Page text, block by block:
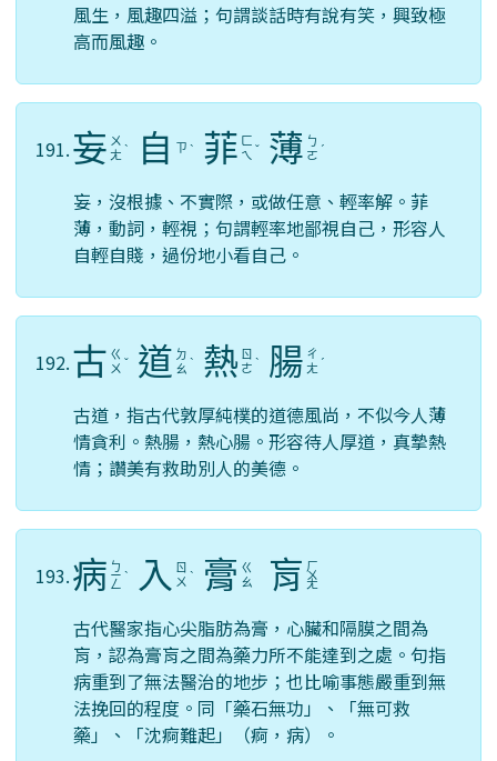
風生，風趣四溢；句謂談話時有說有笑，興致極
高而風趣。
191.妄 ㄨ
ㄤ ˋ 自 ㄗ ˋ 菲 ㄈ
ㄟ ˇ 薄 ㄅ
ㄛ ˊ
妄，沒根據、不實際，或做任意、輕率解。菲
薄，動詞，輕視；句謂輕率地鄙視自己，形容人
自輕自賤，過份地小看自己。
192.古 ㄍ
ㄨ ˇ 道 ㄉ
ㄠ ˋ 熱 ㄖ
ㄜ ˋ 腸 ㄔ
ㄤ ˊ
古道，指古代敦厚純樸的道德風尚，不似今人薄
情貪利。熱腸，熱心腸。形容待人厚道，真摯熱
情；讚美有救助別人的美德。
193.病 ㄅ
ㄧ
ㄥ
ˋ 入
ㄖ
ㄨ ˋ 膏 ㄍ
ㄠ
肓 ㄏ
ㄨ
ㄤ
古代醫家指心尖脂肪為膏，心臟和隔膜之間為
肓，認為膏肓之間為藥力所不能達到之處。句指
病重到了無法醫治的地步；也比喻事態嚴重到無
法挽回的程度。同「藥石無功」、「無可救
藥」、「沈痾難起」（痾，病）。